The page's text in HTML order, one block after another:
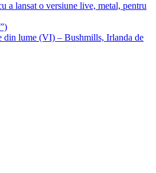
a lansat o versiune live, metal, pentru
din lume (VI) – Bushmills, Irlanda de